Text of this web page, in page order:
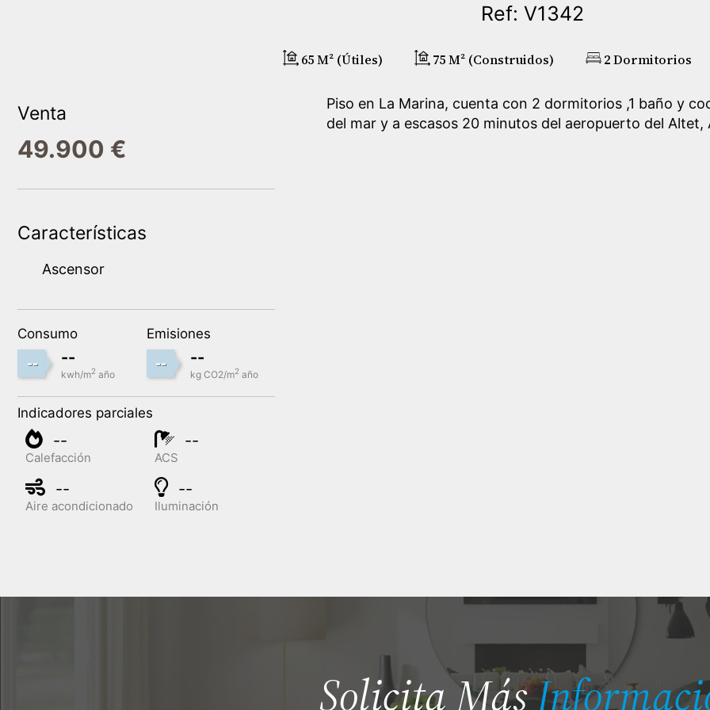
Ref: V1342
65 M² (útiles) 75 M² (construidos) 2 Dormitorios
Venta
49.900 €
Características
Ascensor
Consumo
-- --
kwh/m2 año
Emisiones
-- --
kg CO2/m2año
Indicadores parciales
--
Calefacción
--
ACS
--
Aire acondicionado
--
Iluminación
Piso en La Marina, cuenta con 2 dormitorios ,1 baño y
del mar y a escasos 20 minutos del aeropuerto del Altet,
Solicita Más